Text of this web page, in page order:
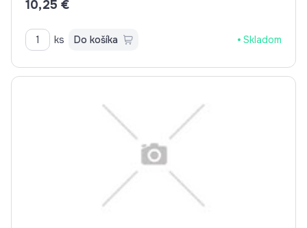
10,25 €
ks Do košíka Skladom